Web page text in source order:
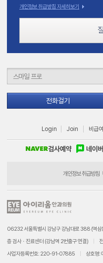
개인정보 취급방침 자세히보기
전화걸기
Login Join 비급
개인정보 취급방침
06232 서울특별시 강남구 강남대로 388 (역
층 검사ㆍ진료센터 (강남역 2번출구 연결)
사업자등록번호: 220-91-07885
상호명: